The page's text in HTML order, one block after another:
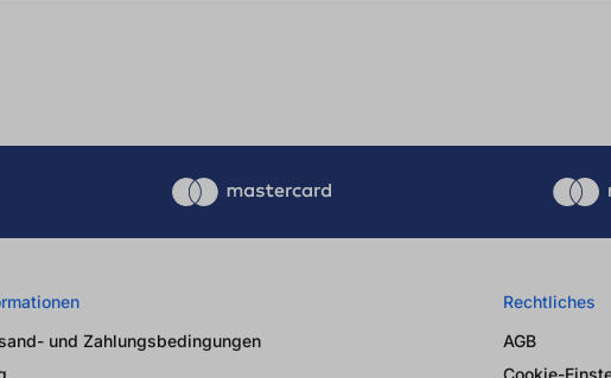
und Zahlungsbedingungen
Rechtliches
AGB
Cookie-